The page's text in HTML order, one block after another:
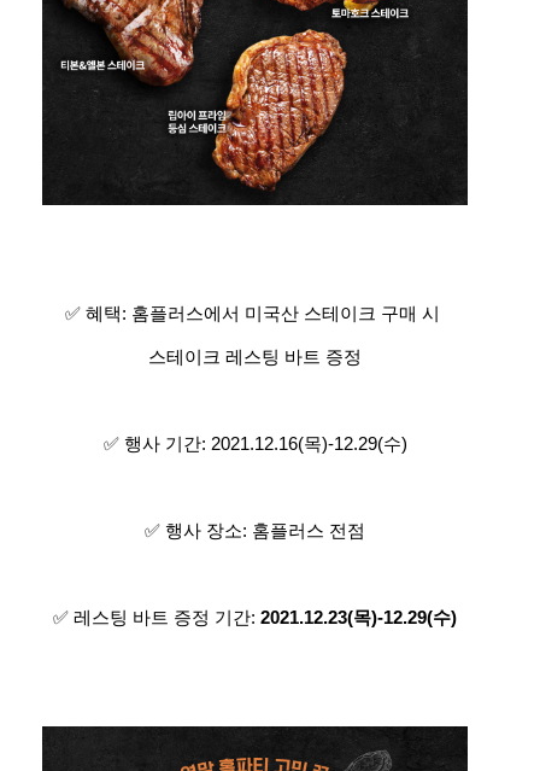
✅ 혜택: 홈플러스에서 미국산 스테이크 구매 시 ​
스테이크 레스팅 바트 증정​
✅ 행사 기간: 2021.12.16(목)-12.29(수)​
✅ 행사 장소: 홈플러스 전점​
✅ 레스팅 바트 증정 기간: 2021.12.23(목)-12.29(수)